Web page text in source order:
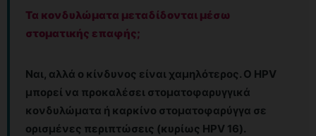
Τα κονδυλώματα μεταδίδονται μέσω
στοματικής επαφής;
Ναι, αλλά ο κίνδυνος είναι χαμηλότερος. Ο HPV
μπορεί να προκαλέσει στοματοφαρυγγικά
κονδυλώματα ή καρκίνο στοματοφαρύγγα σε
ορισμένες περιπτώσεις (κυρίως HPV 16).